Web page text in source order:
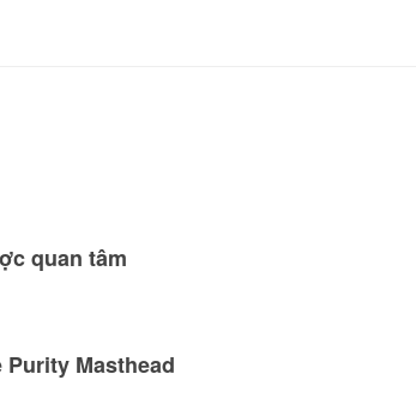
Thu phân ở bán cầu bắc
18/09: Trăng tròn, siêu trăng
quan tâm
Masthead